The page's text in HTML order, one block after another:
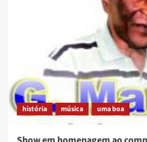
Municipal,
Zito
cria
mais
cargos
e
aprofunda
história música uma boa